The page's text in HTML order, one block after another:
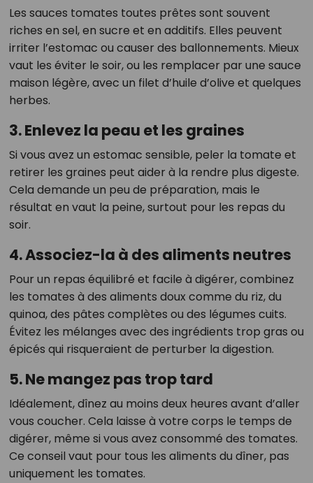
Les sauces tomates toutes prêtes sont souvent
riches en sel, en sucre et en additifs. Elles peuvent
irriter l’estomac ou causer des ballonnements. Mieux
vaut les éviter le soir, ou les remplacer par une sauce
maison légère, avec un filet d’huile d’olive et quelques
herbes.
3. Enlevez la peau et les graines
Si vous avez un estomac sensible, peler la tomate et
retirer les graines peut aider à la rendre plus digeste.
Cela demande un peu de préparation, mais le
résultat en vaut la peine, surtout pour les repas du
soir.
4. Associez-la à des aliments neutres
Pour un repas équilibré et facile à digérer, combinez
les tomates à des aliments doux comme du riz, du
quinoa, des pâtes complètes ou des légumes cuits.
Évitez les mélanges avec des ingrédients trop gras ou
épicés qui risqueraient de perturber la digestion.
5. Ne mangez pas trop tard
Idéalement, dînez au moins deux heures avant d’aller
vous coucher. Cela laisse à votre corps le temps de
digérer, même si vous avez consommé des tomates.
Ce conseil vaut pour tous les aliments du dîner, pas
uniquement les tomates.